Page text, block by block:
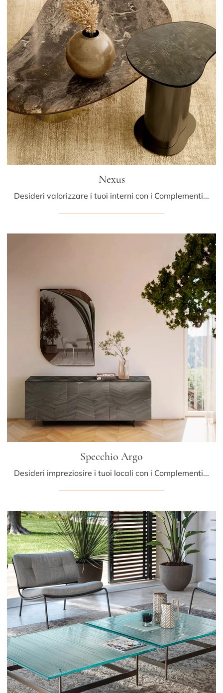
Nexus
Desideri valorizzare i tuoi interni con i Complementi Bontempi? Eccoti diversi modelli di tavolini in gres come Nexus.
Specchio Argo
Desideri impreziosire i tuoi locali con i Complementi Bontempi? Eccoti molteplici modelli di specchi senza cornice come Specchio Argo.